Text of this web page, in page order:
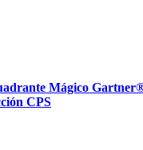
Mágico
CPS